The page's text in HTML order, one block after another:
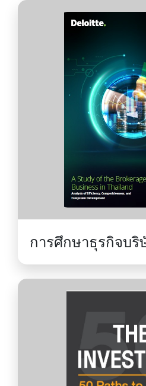
การศึกษาธุรกิจบ
ในประเทศไทย: ก
ประสิทธิภาพ ควา